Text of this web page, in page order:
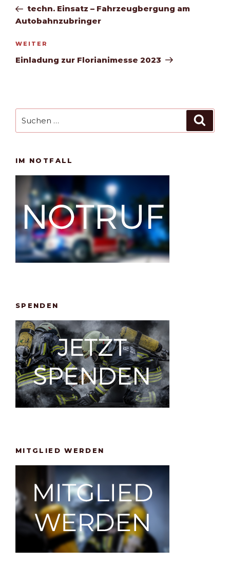
Beitrag
techn. Einsatz – Fahrzeugbergung am
Autobahnzubringer
Nächster
Beitrag
WEITER
Einladung zur Florianimesse 2023
nach:
IM NOTFALL
SPENDEN
MITGLIED WERDEN